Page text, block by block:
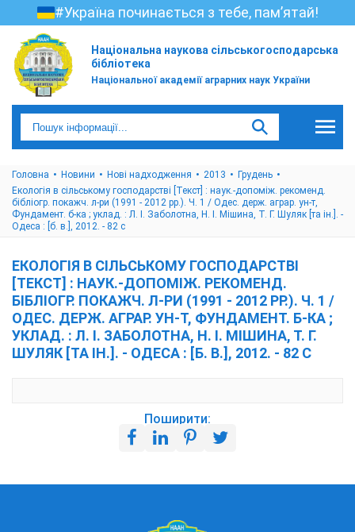
#Україна починається з тебе, пам’ятай!
Національна наукова сільськогосподарська
бібліотека
Національної академії аграрних наук України
Головна Новини Нові надходження 2013
Грудень
Екологія в сільському господарстві [Текст] : наук.-допоміж. рекоменд.
бібліогр. покажч. л-ри (1991 - 2012 рр.). Ч. 1 / Одес. держ. аграр. ун-т,
Фундамент. б-ка ; уклад. : Л. І. Заболотна, Н. І. Мішина, Т. Г. Шуляк [та ін.]. -
Одеса : [б. в.], 2012. - 82 с
ЕКОЛОГІЯ В СІЛЬСЬКОМУ ГОСПОДАРСТВІ
[ТЕКСТ] : НАУК.-ДОПОМІЖ. РЕКОМЕНД.
БІБЛІОГР. ПОКАЖЧ. Л-РИ (1991 - 2012 РР.). Ч. 1 /
ОДЕС. ДЕРЖ. АГРАР. УН-Т, ФУНДАМЕНТ. Б-КА ;
УКЛАД. : Л. І. ЗАБОЛОТНА, Н. І. МІШИНА, Т. Г.
ШУЛЯК [ТА ІН.]. - ОДЕСА : [Б. В.], 2012. - 82 С
Поширити: